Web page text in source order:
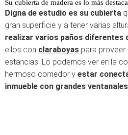
Su cubierta de madera es lo más
Digna de estudio es su cubierta
gran superficie y a tener varias
realizar varios paños diferentes
ellos con claraboyas para proveer
estancias. Lo podemos ver en la
hermoso comedor y estar
inmueble con grandes